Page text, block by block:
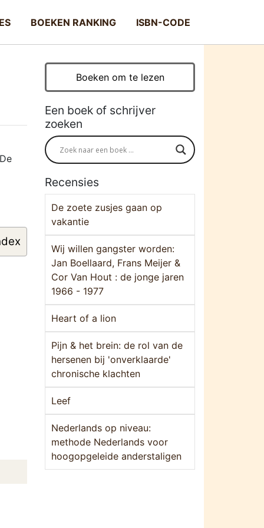
BOEKEN RANKING ISBN-CODE
Boeken om te lezen
Een boek of schrijver
zoeken
Recensies
De zoete zusjes gaan op
vakantie
Wij willen gangster worden:
Jan Boellaard, Frans Meijer &
Cor Van Hout : de jonge jaren
1966 - 1977
Heart of a lion
Pijn & het brein: de rol van de
hersenen bij 'onverklaarde'
chronische klachten
Leef
Nederlands op niveau:
methode Nederlands voor
hoogopgeleide anderstaligen